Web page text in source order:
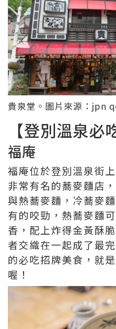
貴泉堂。圖片來源： jpn
【登別溫泉必
福庵
福庵位於登別溫泉街
非常有名的蕎麥麵店
與熱蕎麥麵，冷蕎麥
有的咬勁，熱蕎麥麵
香，配上炸得金黃酥
者交織在一起成了最
的必吃招牌美食，就
喔！